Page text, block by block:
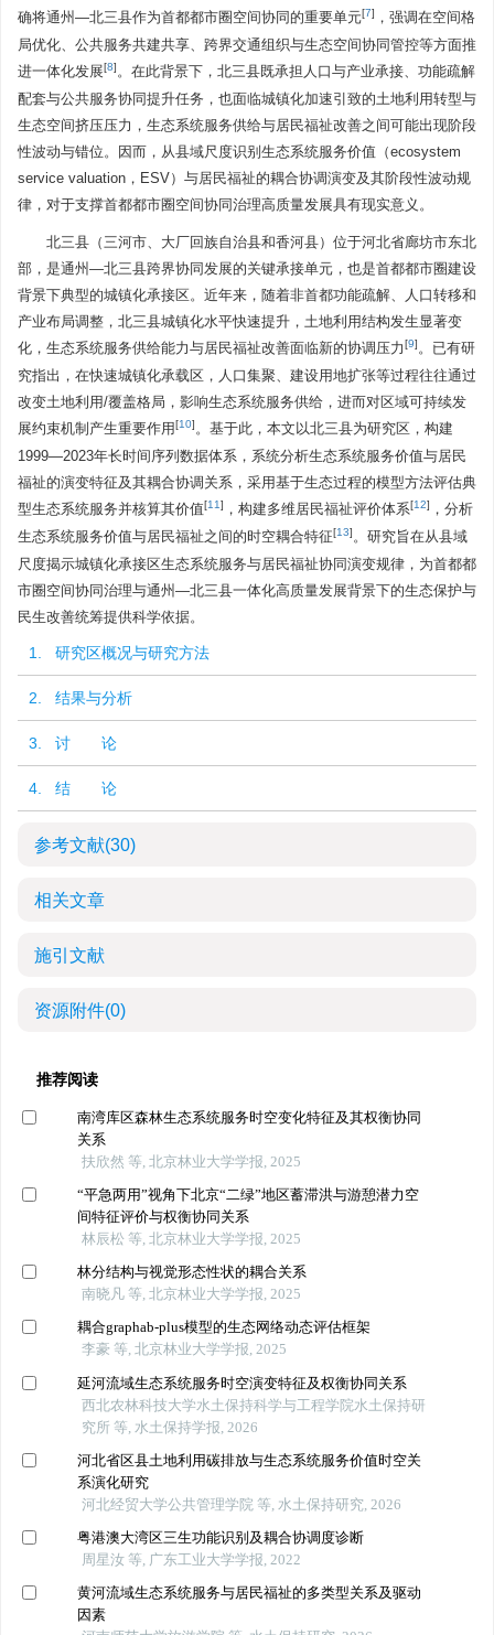
确将通州—北三县作为首都都市圈空间协同的重要单元[7] ，强调在空间格
局优化、公共服务共建共享、跨界交通组织与生态空间协同管控等方面推
进一体化发展[8]。在此背景下，北三县既承担人口与产业承接、功能疏解
配套与公共服务协同提升任务，也面临城镇化加速引致的土地利用转型与
生态空间挤压压力，生态系统服务供给与居民福祉改善之间可能出现阶段
性波动与错位。因而，从县域尺度识别生态系统服务价值（ecosystem
service valuation，ESV）与居民福祉的耦合协调演变及其阶段性波动规
律，对于支撑首都都市圈空间协同治理高质量发展具有现实意义。
北三县（三河市、大厂回族自治县和香河县）位于河北省廊坊市东北
部，是通州—北三县跨界协同发展的关键承接单元，也是首都都市圈建设
背景下典型的城镇化承接区。近年来，随着非首都功能疏解、人口转移和
产业布局调整，北三县城镇化水平快速提升，土地利用结构发生显著变
化，生态系统服务供给能力与居民福祉改善面临新的协调压力[9]。已有研
究指出，在快速城镇化承载区，人口集聚、建设用地扩张等过程往往通过
改变土地利用/覆盖格局，影响生态系统服务供给，进而对区域可持续发
展约束机制产生重要作用[10]。基于此，本文以北三县为研究区，构建
1999—2023年长时间序列数据体系，系统分析生态系统服务价值与居民
福祉的演变特征及其耦合协调关系，采用基于生态过程的模型方法评估典
型生态系统服务并核算其价值[11] ，构建多维居民福祉评价体系[12] ，分析
生态系统服务价值与居民福祉之间的时空耦合特征[13]。研究旨在从县域
尺度揭示城镇化承接区生态系统服务与居民福祉协同演变规律，为首都都
市圈空间协同治理与通州—北三县一体化高质量发展背景下的生态保护与
民生改善统筹提供科学依据。
1. 研究区概况与研究方法
2. 结果与分析
3. 讨 论
4. 结 论
参考文献(30)
相关文章
施引文献
资源附件(0)